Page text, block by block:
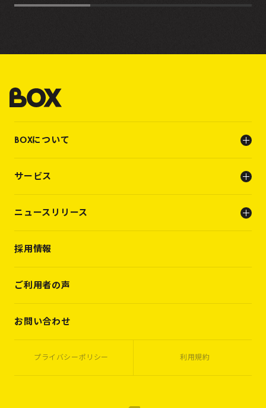
BOXについて
ビジョン
サービス
キャリアビルディング支援（転職支援）
ニュースリリース
PRESS RELEASE
VOICES
CASES
採用情報
ご利用者の声
お問い合わせ
プライバシーポリシー 利用規約